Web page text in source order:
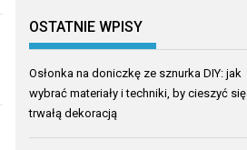
OSTATNIE WPISY
Osłonka na doniczkę ze sznurka DIY: jak
wybrać materiały i techniki, by cieszyć się
trwałą dekoracją